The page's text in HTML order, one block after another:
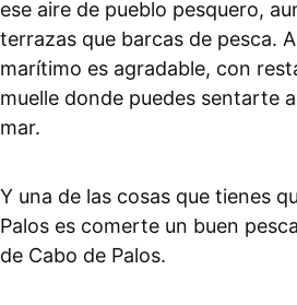
ese aire de pueblo pesquero,
terrazas que barcas de pesca.
marítimo es agradable, con
muelle donde puedes sentarte
mar.
Y una de las cosas que tienes
Palos es comerte un buen
de Cabo de Palos.